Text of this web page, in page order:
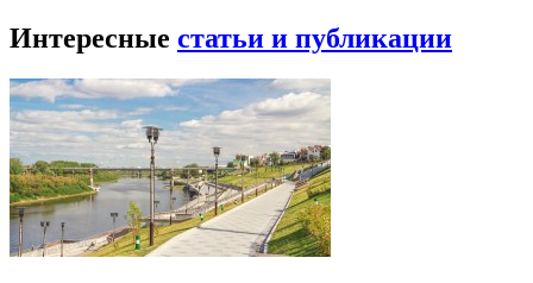
Интересные статьи и публикации